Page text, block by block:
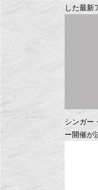
した最新
シンガー
ー開催が